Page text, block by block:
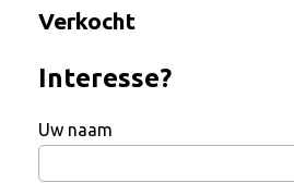
Verkocht
Interesse?
Uw naam